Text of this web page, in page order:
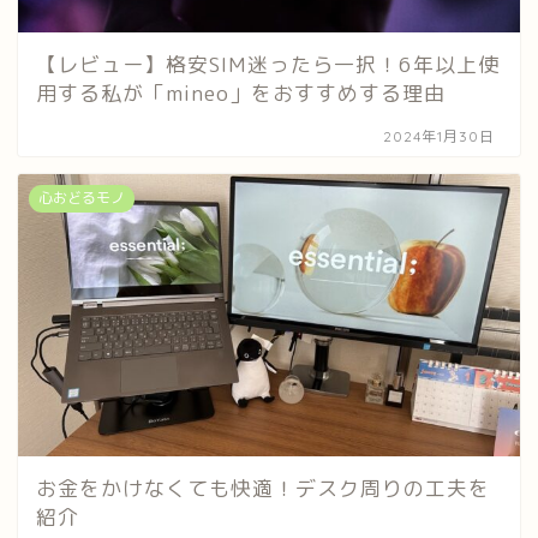
【レビュー】格安SIM迷ったら一択！6年以上使
用する私が「mineo」をおすすめする理由
2024年1月30日
心おどるモノ
お金をかけなくても快適！デスク周りの工夫を
紹介